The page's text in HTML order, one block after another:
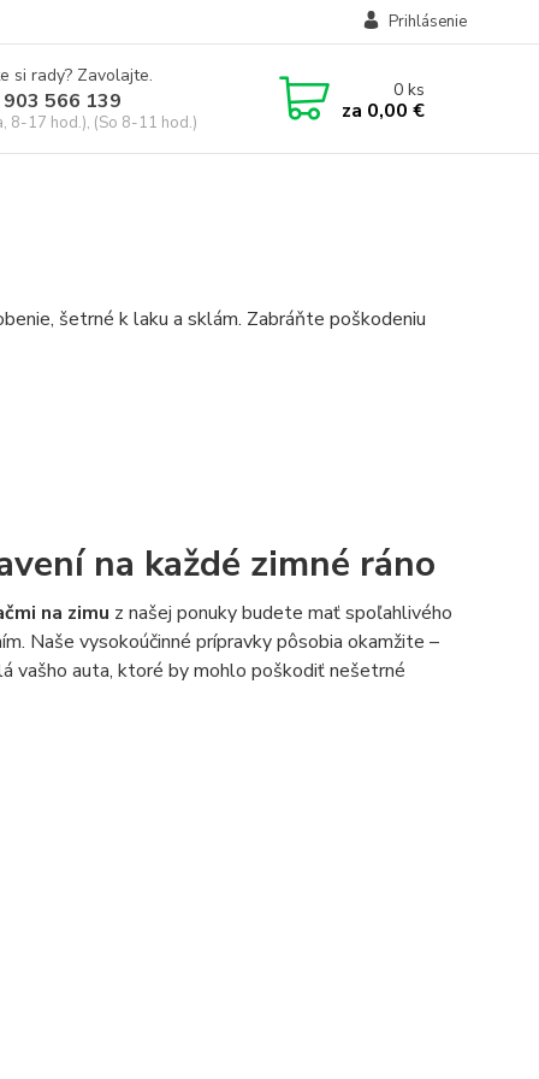
Prihlásenie
si rady? Zavolajte.
566 139
8-17 hod.), (So 8-11 hod.)
0ks
za 0,00 €
šetrné k laku a sklám. Zabráňte poškodeniu
na každé zimné ráno
na zimu z našej ponuky budete mať spoľahlivého
Naše vysokoúčinné prípravky pôsobia okamžite –
vašho auta, ktoré by mohlo poškodiť nešetrné